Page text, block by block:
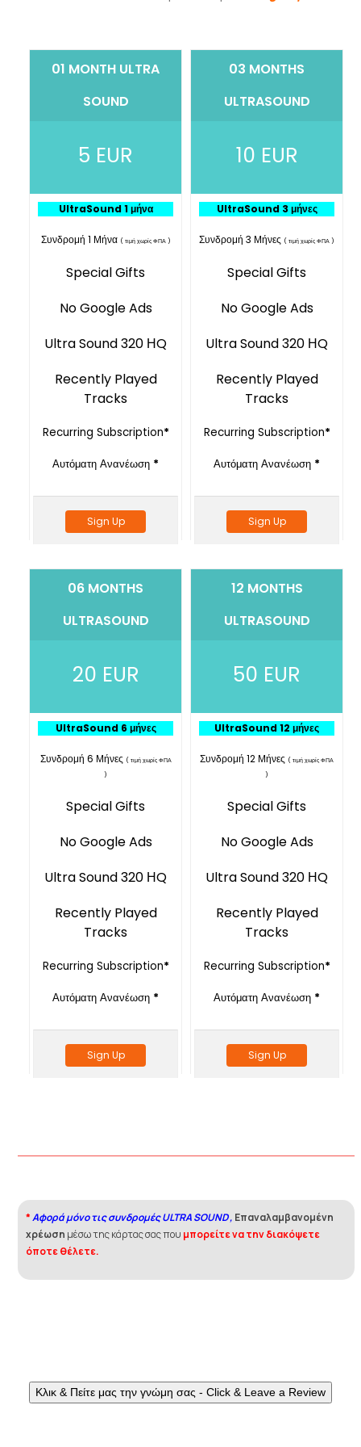
01 MONTH ULTRA
SOUND
5 EUR
UltraSound 1 μήνα
Συνδρομή 1 Μήνα ( τιμή χωρίς ΦΠΑ )
Special Gifts
No Google Ads
Ultra Sound 320 ΗQ
Recently Played
Tracks
Recurring Subscription*
Αυτόματη Ανανέωση *
Sign Up
03 MONTHS
ULTRASOUND
10 EUR
UltraSound 3 μήνες
Συνδρομή 3 Μήνες ( τιμή χωρίς ΦΠΑ )
Special Gifts
No Google Ads
Ultra Sound 320 ΗQ
Recently Played
Tracks
Recurring Subscription*
Αυτόματη Ανανέωση *
Sign Up
06 MONTHS
ULTRASOUND
20 EUR
UltraSound 6 μήνες
Συνδρομή 6 Μήνες ( τιμή χωρίς ΦΠΑ
)
Special Gifts
No Google Ads
Ultra Sound 320 ΗQ
Recently Played
Tracks
Recurring Subscription*
Αυτόματη Ανανέωση *
Sign Up
12 MONTHS
ULTRASOUND
50 EUR
UltraSound 12 μήνες
Συνδρομή 12 Μήνες ( τιμή χωρίς ΦΠΑ
)
Special Gifts
No Google Ads
Ultra Sound 320 ΗQ
Recently Played
Tracks
Recurring Subscription*
Αυτόματη Ανανέωση *
Sign Up
*Αφορά μόνο τις συνδρομές ULTRA SOUND , Επαναλαμβανομένη
χρέωση μέσω της κάρτας σας που μπορείτε να την διακόψετε
όποτε θέλετε.
Κλικ & Πείτε μας την γνώμη σας - Click & Leave a Review